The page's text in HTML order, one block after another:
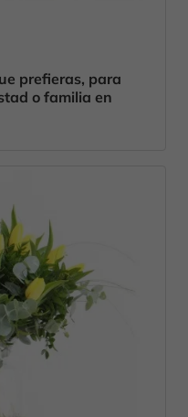
prefieras, para
o familia en